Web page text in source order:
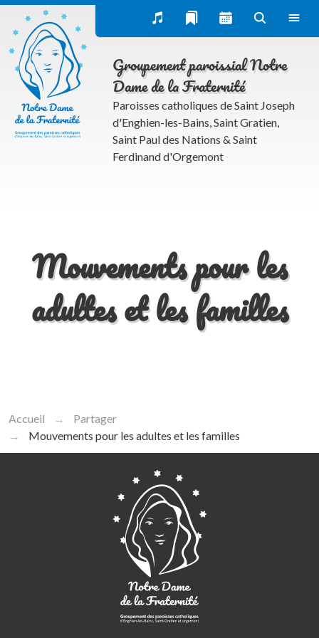
Pèlerinage paroissiaux
Conférences – programme 2026-2027
La Table des 30-50
Groupe de mères de familles
Groupe des pères de famille
Cercle d’écoute
Homélies dominicales
Bulletin paroissial (Trait d’union) et actualités du
groupement NDF
Groupement paroissial Notre
Dame de la Fraternité
Paroisses catholiques de Saint Joseph
d'Enghien-les-Bains, Saint Gratien,
Saint Paul des Nations & Saint
Ferdinand d'Orgemont
Mouvements pour les
adultes et les familles
Accueil
Partager
Mouvements pour les adultes et les familles